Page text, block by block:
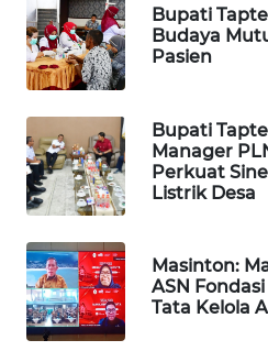
Bupati
Budaya
Pasien
Bupati
Manager
Perkuat
Listrik Desa
Masinton:
ASN
Tata Kelola
LAPAK
WAHANA
Wahana
Network
KONSUMEN
LISTRIK
MASYARAKAT
KELISTRIKAN
WALINKI